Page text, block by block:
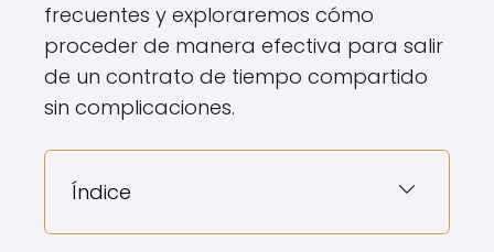
frecuentes y exploraremos cómo
proceder de manera efectiva para salir
de un contrato de tiempo compartido
sin complicaciones.
Índice